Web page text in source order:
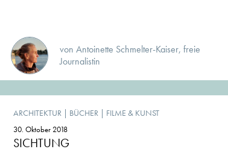
von Antoinette Schmelter-Kaiser, freie
Journalistin
ARCHITEKTUR | BÜCHER | FILME & KUNST
30. Oktober 2018
SICHTUNG